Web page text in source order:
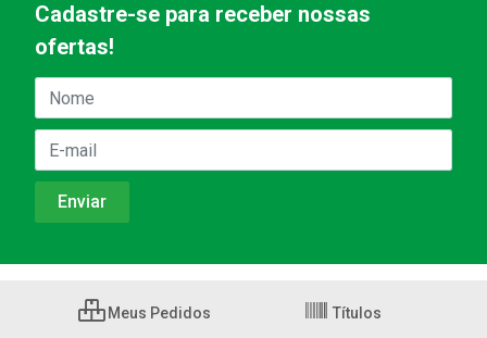
Cadastre-se para receber nossas
ofertas!
Meus Pedidos Títulos